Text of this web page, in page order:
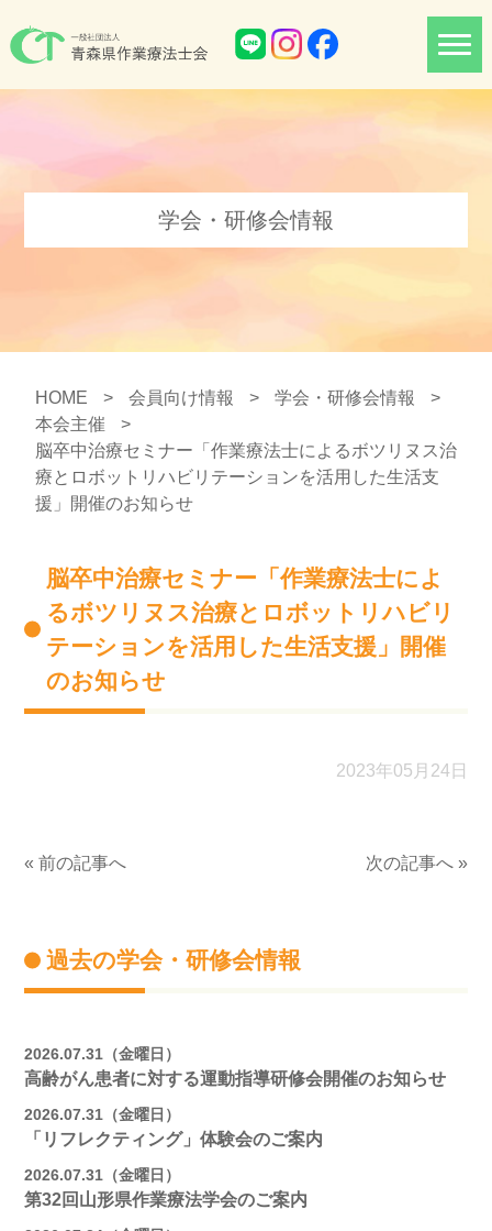
学会・研修会情報
HOME > 会員向け情報 > 学会・研修会情報
>
本会主催
>
脳卒中治療セミナー「作業療法士によるボツリヌス治
療とロボットリハビリテーションを活用した生活支
援」開催のお知らせ
脳卒中治療セミナー「作業療法士によ
るボツリヌス治療とロボットリハビリ
テーションを活用した生活支援」開催
のお知らせ
2023年05月24日
« 前の記事へ 次の記事へ »
過去の学会・研修会情報
2026.07.31（金曜日）
高齢がん患者に対する運動指導研修会開催のお知らせ
2026.07.31（金曜日）
「リフレクティング」体験会のご案内
2026.07.31（金曜日）
第32回山形県作業療法学会のご案内